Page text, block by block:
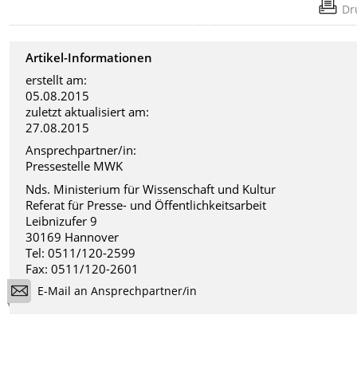
Artikel-Informationen
erstellt am:
05.08.2015
zuletzt aktualisiert am:
27.08.2015
Ansprechpartner/in:
Pressestelle MWK
Nds. Ministerium für Wissenschaft und Kultur
Referat für Presse- und Öffentlichkeitsarbeit
Leibnizufer 9
30169 Hannover
Tel: 0511/120-2599
Fax: 0511/120-2601
E-Mail an Ansprechpartner/in